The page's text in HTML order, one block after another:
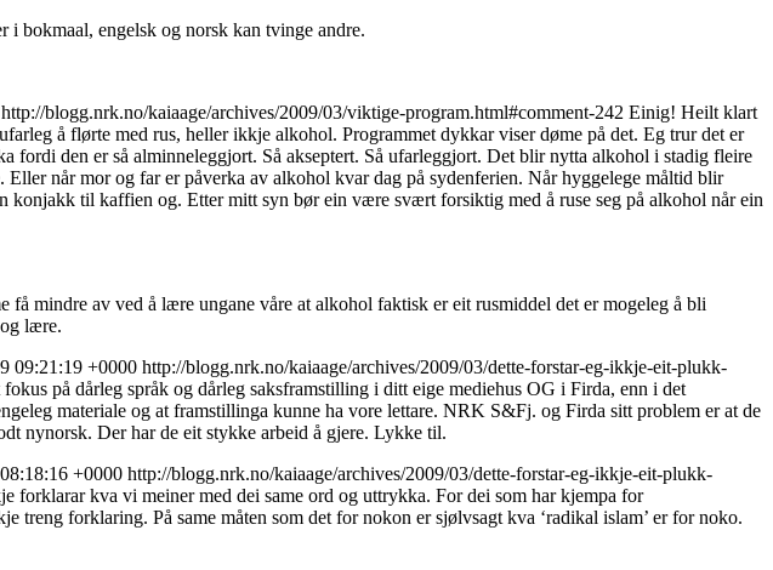
i bokmaal, engelsk og norsk kan tvinge andre.
http://blogg.nrk.no/kaiaage/archives/2009/03/viktige-program.html#comment-242 Einig! Heilt klart
å flørte med rus, heller ikkje alkohol. Programmet dykkar viser døme på det. Eg trur det er
fordi den er så alminneleggjort. Så akseptert. Så ufarleggjort. Det blir nytta alkohol i stadig fleire
når mor og far er påverka av alkohol kvar dag på sydenferien. Når hyggelege måltid blir
til kaffien og. Etter mitt syn bør ein være svært forsiktig med å ruse seg på alkohol når ein
mindre av ved å lære ungane våre at alkohol faktisk er eit rusmiddel det er mogeleg å bli
lære.
09:21:19 +0000 http://blogg.nrk.no/kaiaage/archives/2009/03/dette-forstar-eg-ikkje-eit-plukk-
på dårleg språk og dårleg saksframstilling i ditt eige mediehus OG i Firda, enn i det
materiale og at framstillinga kunne ha vore lettare. NRK S&Fj. og Firda sitt problem er at de
nynorsk. Der har de eit stykke arbeid å gjere. Lykke til.
+0000 http://blogg.nrk.no/kaiaage/archives/2009/03/dette-forstar-eg-ikkje-eit-plukk-
forklarar kva vi meiner med dei same ord og uttrykka. For dei som har kjempa for
forklaring. På same måten som det for nokon er sjølvsagt kva ‘radikal islam’ er for noko.